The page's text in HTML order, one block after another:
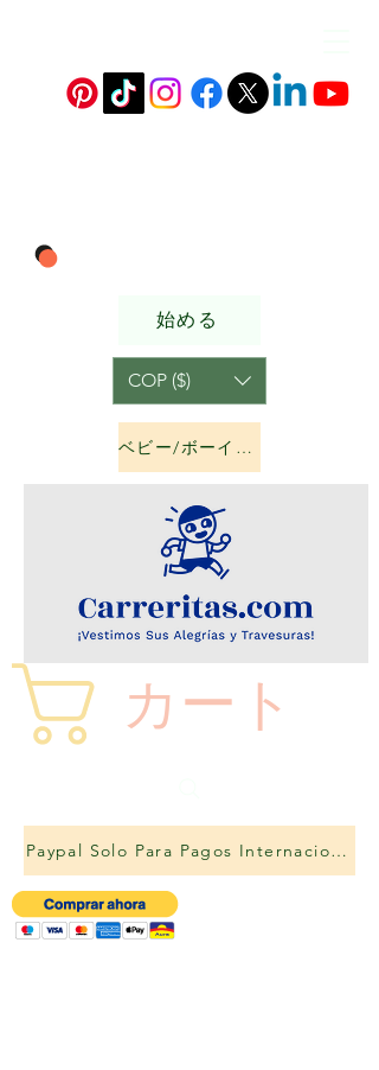
ベビー/ボーイズ&amp;ガールズ
始める
COP ($)
カート
Paypal Solo Para Pagos Internacionales